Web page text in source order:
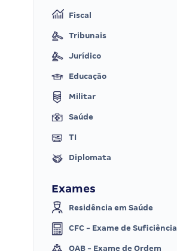
Fiscal
Tribunais
Jurídico
Educação
Militar
Saúde
TI
Diplomata
Exames
Residência em Saúde
CFC - Exame de Suficiência
OAB - Exame de Ordem